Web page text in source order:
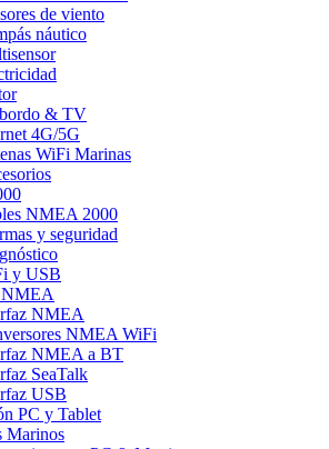
de viento
náutico
& TV
4G/5G
WiFi Marinas
NMEA 2000
y seguridad
y USB
NMEA
NMEA
NMEA WiFi
NMEA a BT
SeaTalk
USB
PC y Tablet
Marinos